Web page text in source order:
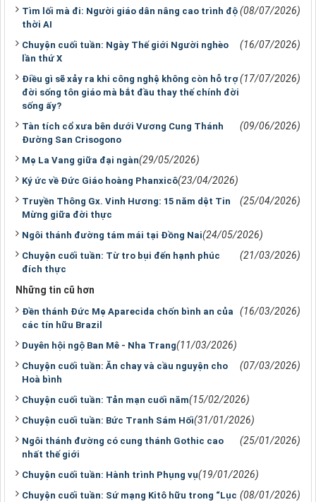
Tìm lối mà đi: Người giáo dân nâng cao trình độ
thời AI
(08/07/2026)
Chuyện cuối tuần: Ngày Thế giới Người nghèo
lần thứ X
(16/07/2026)
Điều gì sẽ xảy ra khi công nghệ không còn hỗ trợ
đời sống tôn giáo mà bắt đầu thay thế chính đời
sống ấy?
(17/07/2026)
Tàn tích cổ xưa bên dưới Vương Cung Thánh
Ðường San Crisogono
(09/06/2026)
Mẹ La Vang giữa đại ngàn(29/05/2026)
Ký ức về Đức Giáo hoàng Phanxicô(23/04/2026)
Truyền Thông Gx. Vinh Hương: 15 năm dệt Tin
Mừng giữa đời thực
(25/04/2026)
Ngôi thánh đường tám mái tại Đồng Nai(24/05/2026)
Chuyện cuối tuần: Từ tro bụi đến hạnh phúc
đích thực
(21/03/2026)
Những tin cũ hơn
Đền thánh Đức Mẹ Aparecida chốn bình an của
các tín hữu Brazil
(16/03/2026)
Duyên hội ngộ Ban Mê - Nha Trang(11/03/2026)
Chuyện cuối tuần: Ăn chay và cầu nguyện cho
Hoà bình
(07/03/2026)
Chuyện cuối tuần: Tản mạn cuối năm(15/02/2026)
Chuyện cuối tuần: Bức Tranh Sám Hối(31/01/2026)
Ngôi thánh đường có cung thánh Gothic cao
nhất thế giới
(25/01/2026)
Chuyện cuối tuần: Hành trình Phụng vụ(19/01/2026)
Chuyện cuối tuần: Sứ mạng Kitô hữu trong “Lục (08/01/2026)